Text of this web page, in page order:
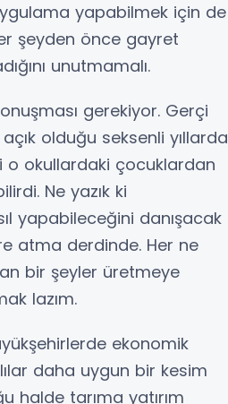
yapabilmek için de
şeyden önce gayret
unutmamalı.
gerekiyor. Gerçi
olduğu seksenli yıllarda
o okullardaki çocuklardan
Ne yazık ki
yapabileceğini danışacak
atma derdinde. Her ne
bir şeyler üretmeye
lazım.
ekonomik
daha uygun bir kesim
halde tarıma yatırım